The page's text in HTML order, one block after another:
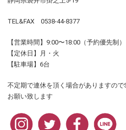
TEL&FAX 0538-44-8377
【営業時間】9:00〜18:00（予約優先制）
【定休日】月・火
【駐車場】6台
不定期で連休を頂く場合がありますの
お願い致します